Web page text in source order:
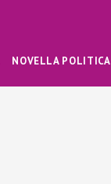
NOVELLA POLITICA